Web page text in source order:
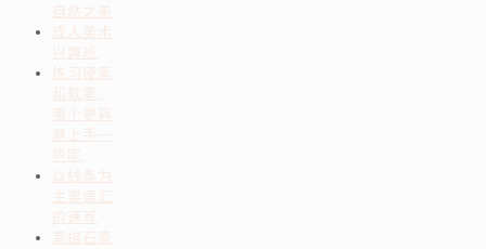
自然之美
成人美术
兴趣班
练习硬笔
和软笔,
哪个更容
易上手一
些呢
以线条为
主要语汇
的速写
素描石膏